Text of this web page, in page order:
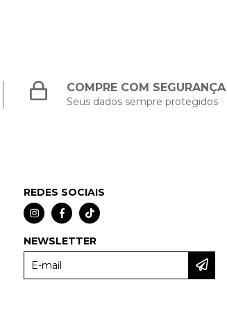
COMPRE COM SEGURANÇA
Seus dados sempre protegidos
REDES SOCIAIS
NEWSLETTER